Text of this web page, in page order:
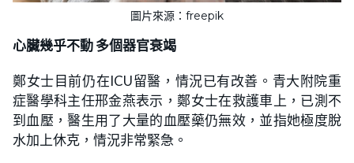
圖片來源：freepik
心臟幾乎不動 多個器官衰竭
鄭女士目前仍在ICU留醫，情況已有改善。青大附院重
症醫學科主任邢金燕表示，鄭女士在救護車上，已測不
到血壓，醫生用了大量的血壓藥仍無效，並指她極度脫
水加上休克，情況非常緊急。